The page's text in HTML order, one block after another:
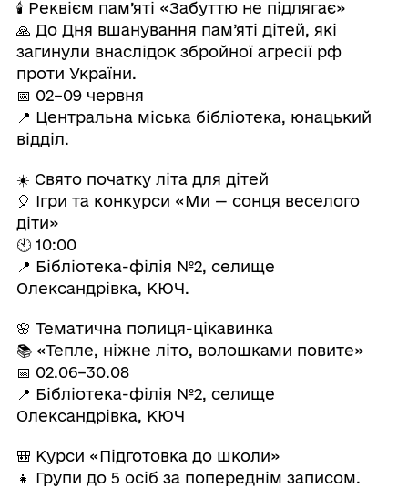
🕯 Реквієм пам’яті «Забуттю не підлягає»
🙏 До Дня вшанування пам’яті дітей, які
загинули внаслідок збройної агресії рф
проти України.
📅 02–09 червня
📍 Центральна міська бібліотека, юнацький
відділ.
☀️ Свято початку літа для дітей
🎈 Ігри та конкурси «Ми — сонця веселого
діти»
🕙 10:00
📍 Бібліотека-філія №2, селище
Олександрівка, КЮЧ.
🌸 Тематична полиця-цікавинка
📚 «Тепле, ніжне літо, волошками повите»
📅 02.06–30.08
📍 Бібліотека-філія №2, селище
Олександрівка, КЮЧ
🎒 Курси «Підготовка до школи»
👧 Групи до 5 осіб за попереднім записом.